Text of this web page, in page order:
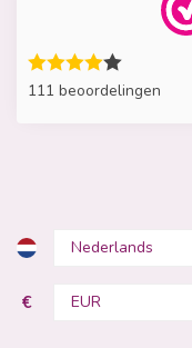
111 beoordelingen
€